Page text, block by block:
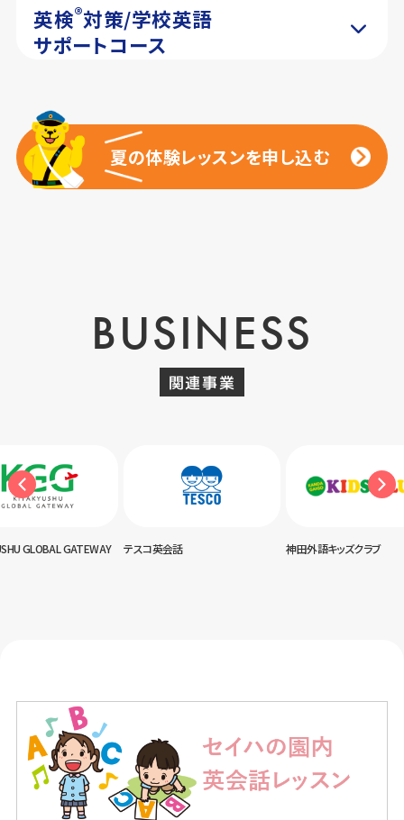
英検®対策/学校英語
サポートコース
夏の体験レッスンを申し込む
夏の体験レッスンを申し込む
BUSINESS
関連事業
GLOBAL GATEWAY テスコ英会話 神田外語キッズクラブ